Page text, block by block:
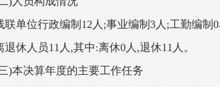
联单位行政编制12人;事业编制3人;工勤编制
退休人员11人,其中:离休0人,退休11人。
)本决算年度的主要工作任务